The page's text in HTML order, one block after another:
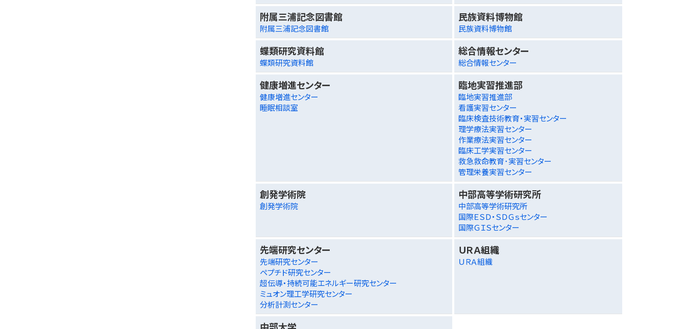
附属三浦記念図書館
附属三浦記念図書館
民族資料博物館
民族資料博物館
蝶類研究資料館
蝶類研究資料館
総合情報センター
総合情報センター
健康増進センター
健康増進センター
睡眠相談室
臨地実習推進部
臨地実習推進部
看護実習センター
臨床検査技術教育・実習センター
理学療法実習センター
作業療法実習センター
臨床工学実習センター
救急救命教育･実習センター
管理栄養実習センター
創発学術院
創発学術院
中部高等学術研究所
中部高等学術研究所
国際ＥＳＤ・ＳＤＧｓセンター
国際ＧＩＳセンター
先端研究センター
先端研究センター
ペプチド研究センター
超伝導・持続可能エネルギー研究センター
ミュオン理工学研究センター
分析計測センター
ＵＲＡ組織
ＵＲＡ組織